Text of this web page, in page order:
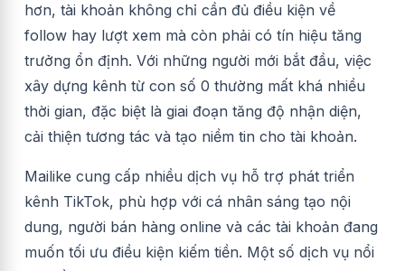
hơn, tài khoản không chỉ cần đủ điều kiện về
follow hay lượt xem mà còn phải có tín hiệu tăng
trưởng ổn định. Với những người mới bắt đầu, việc
xây dựng kênh từ con số 0 thường mất khá nhiều
thời gian, đặc biệt là giai đoạn tăng độ nhận diện,
cải thiện tương tác và tạo niềm tin cho tài khoản.
Mailike cung cấp nhiều dịch vụ hỗ trợ phát triển
kênh TikTok, phù hợp với cá nhân sáng tạo nội
dung, người bán hàng online và các tài khoản đang
muốn tối ưu điều kiện kiếm tiền. Một số dịch vụ nổi